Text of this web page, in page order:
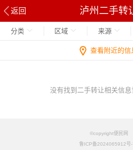
返回 泸州二手转
分类 区域 来源
查看附近的信
没有找到二手转让相关信息
©copyright便民网
鲁ICP备2024065912号